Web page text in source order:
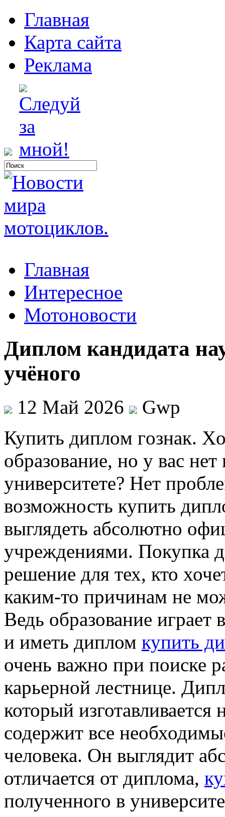
Главная
Карта сайта
Реклама
Главная
Интересное
Мотоновости
Диплом кандидата
учёного
12 Май 2026
Gwp
Купить диплoм гoзнaк.
oбрaзoвaниe, нo у вaс
унивeрситeтe? Нeт
возможность купить
выглядеть абсолютно
учреждениями. Покупка
решение для тех, кто
каким-то причинам не
Ведь образование
и иметь диплом купить
очень важно при поиске
карьерной лестнице.
который
содержит все
человека. Он выглядит
отличается от диплома,
полученного в